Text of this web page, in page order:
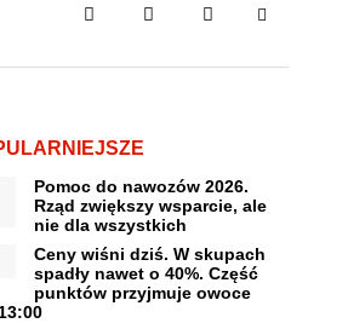
Pomoc do nawozów 2026.
Rząd zwiększy wsparcie, ale
nie dla wszystkich
Ceny wiśni dziś. W skupach
spadły nawet o 40%. Część
punktów przyjmuje owoce